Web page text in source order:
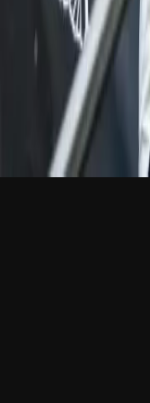
© 2026 The Grid
© 2026 THE GRID
DE CONFIDENTIALITÉ